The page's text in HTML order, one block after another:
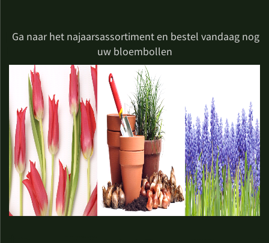
Ga naar het najaarsassortiment en bestel vandaag nog
uw bloembollen